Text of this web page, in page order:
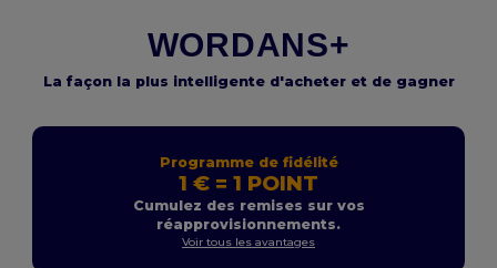
WORDANS+
La façon la plus intelligente d'acheter et de gagner
Programme de fidélité
1 € = 1 POINT
Cumulez des remises sur vos
réapprovisionnements.
Voir tous les avantages